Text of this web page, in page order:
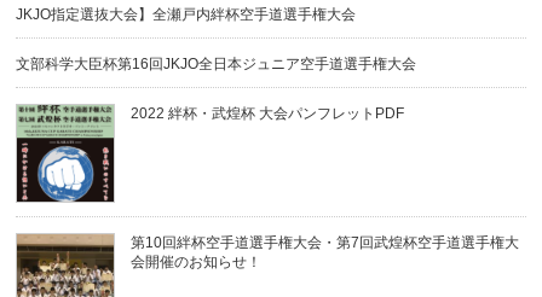
JKJO指定選抜大会】全瀬戸内絆杯空手道選手権大会
文部科学大臣杯第16回JKJO全日本ジュニア空手道選手権大会
2022 絆杯・武煌杯 大会パンフレットPDF
第10回絆杯空手道選手権大会・第7回武煌杯空手道選手権大
会開催のお知らせ！